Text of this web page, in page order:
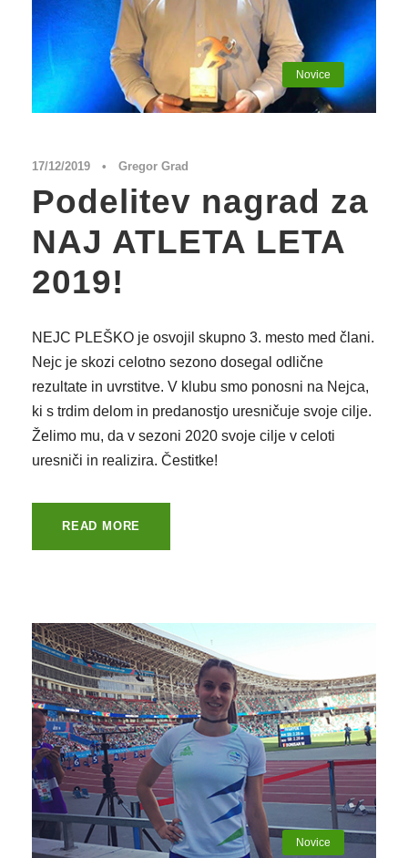
Novice
17/12/2019 • Gregor Grad
Podelitev nagrad za
NAJ ATLETA LETA
2019!
NEJC PLEŠKO je osvojil skupno 3. mesto med člani.
Nejc je skozi celotno sezono dosegal odlične
rezultate in uvrstitve. V klubu smo ponosni na Nejca,
ki s trdim delom in predanostjo uresničuje svoje cilje.
Želimo mu, da v sezoni 2020 svoje cilje v celoti
uresniči in realizira. Čestitke!
READ MORE
Novice